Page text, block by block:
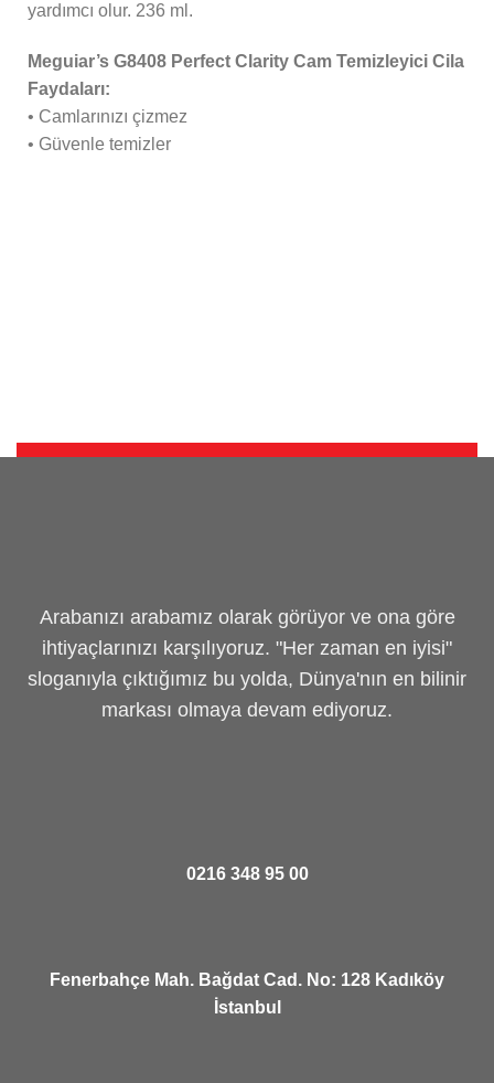
yardımcı olur. 236 ml.
Meguiar’s G8408 Perfect Clarity Cam Temizleyici Cila
Faydaları:
• Camlarınızı çizmez
• Güvenle temizler
Arabanızı arabamız olarak görüyor ve ona göre
ihtiyaçlarınızı karşılıyoruz. "Her zaman en iyisi"
sloganıyla çıktığımız bu yolda, Dünya'nın en bilinir
markası olmaya devam ediyoruz.
0216 348 95 00
Fenerbahçe Mah. Bağdat Cad. No: 128 Kadıköy
İstanbul